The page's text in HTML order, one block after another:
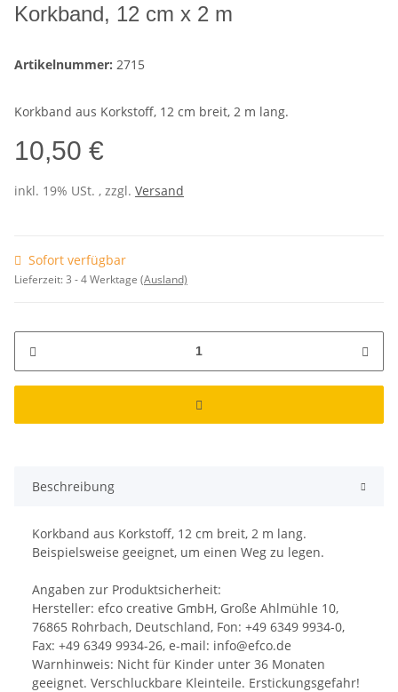
Korkband, 12 cm x 2 m
Artikelnummer: 2715
Korkband aus Korkstoff, 12 cm breit, 2 m lang.
10,50 €
inkl. 19% USt. , zzgl. Versand
Sofort verfügbar
Lieferzeit:3 - 4 Werktage (Ausland)
Beschreibung
Korkband aus Korkstoff, 12 cm breit, 2 m lang.
Beispielsweise geeignet, um einen Weg zu legen.
Angaben zur Produktsicherheit:
Hersteller: efco creative GmbH, Große Ahlmühle 10,
76865 Rohrbach, Deutschland, Fon: +49 6349 9934-0,
Fax: +49 6349 9934-26, e-mail: info@efco.de
Warnhinweis: Nicht für Kinder unter 36 Monaten
geeignet. Verschluckbare Kleinteile. Erstickungsgefahr!